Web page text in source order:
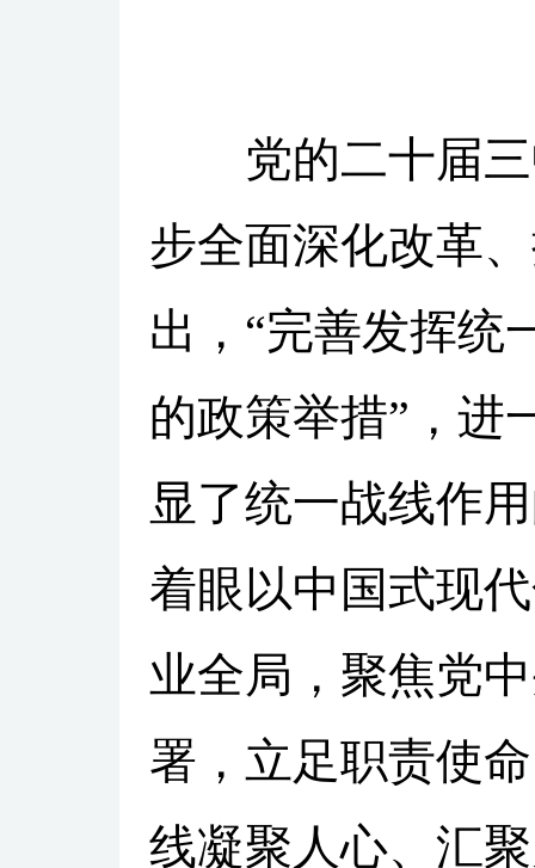
党的二十届三
步全面深化改革
出，“完善发挥统
的政策举措”，进
显了统一战线作
着眼以中国式现
业全局，聚焦党
署，立足职责使
线凝聚人心、汇